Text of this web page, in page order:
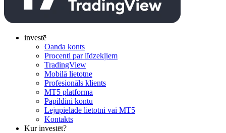
investē
Oanda konts
Procenti par līdzekļiem
TradingView
Mobilā lietotne
Profesionāls klients
MT5 platforma
Papildini kontu
Lejupielādē lietotni vai MT5
Kontakts
Kur investēt?